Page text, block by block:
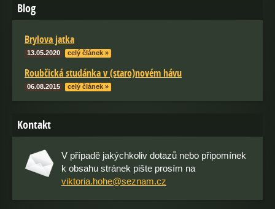
Blog
Brylova jatka
13.05.2020 celý článek »
Roubčická studánka v (staro)novém hávu
06.08.2015 celý článek »
Kontakt
V případě jakýchkoliv dotazů nebo připomínek
k obsahu stránek pište prosím na
viktoria.hohe@seznam.cz